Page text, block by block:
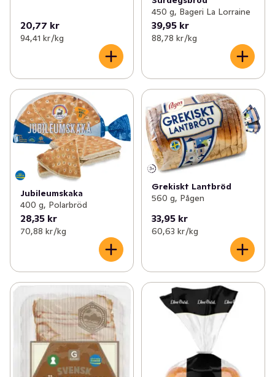
20,77 kr
94,41 kr /kg
450 g, Bageri La Lorraine
39,95 kr
88,78 kr /kg
Jubileumskaka
400 g, Polarbröd
28,35 kr
70,88 kr /kg
Grekiskt Lantbröd
560 g, Pågen
33,95 kr
60,63 kr /kg